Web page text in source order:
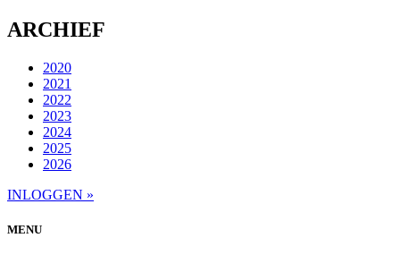
ARCHIEF
2020
2021
2022
2023
2024
2025
2026
INLOGGEN »
MENU